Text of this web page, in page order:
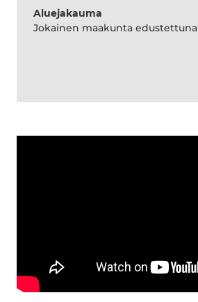
Aluejakauma
Jokainen maakunta edustettuna